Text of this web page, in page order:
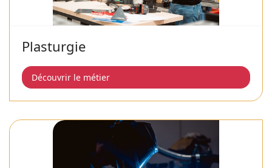
Plasturgie
Découvrir le métier